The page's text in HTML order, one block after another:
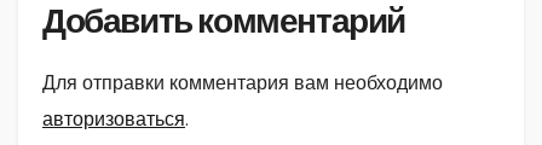
Добавить комментарий
Для отправки комментария вам необходимо
авторизоваться.